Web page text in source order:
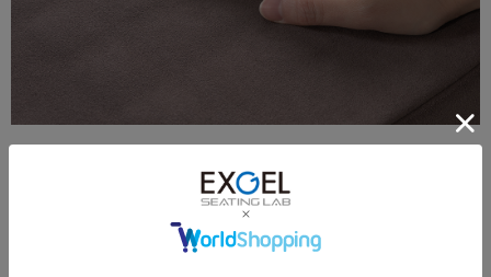
優れた耐久性を持つウルトラスエード® HP生地
カバー素材には上質なウルトラスエード® HPを使用。 スエード調の
上質な質感と擦れやへたりに強い抜群の耐久性を両立した上位グレ
ードです。 また厚みとハリのある生地は、ややマットな質感で座り
跡やカバーのシワが目立ちにくいだけでなく アイロンの使用も可